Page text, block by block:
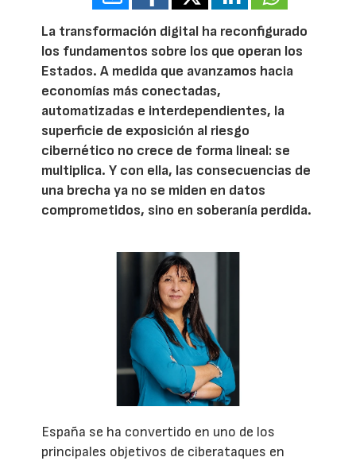
La transformación digital ha reconfigurado
los fundamentos sobre los que operan los
Estados. A medida que avanzamos hacia
economías más conectadas,
automatizadas e interdependientes, la
superficie de exposición al riesgo
cibernético no crece de forma lineal: se
multiplica. Y con ella, las consecuencias de
una brecha ya no se miden en datos
comprometidos, sino en soberanía perdida.
España se ha convertido en uno de los
principales objetivos de ciberataques en